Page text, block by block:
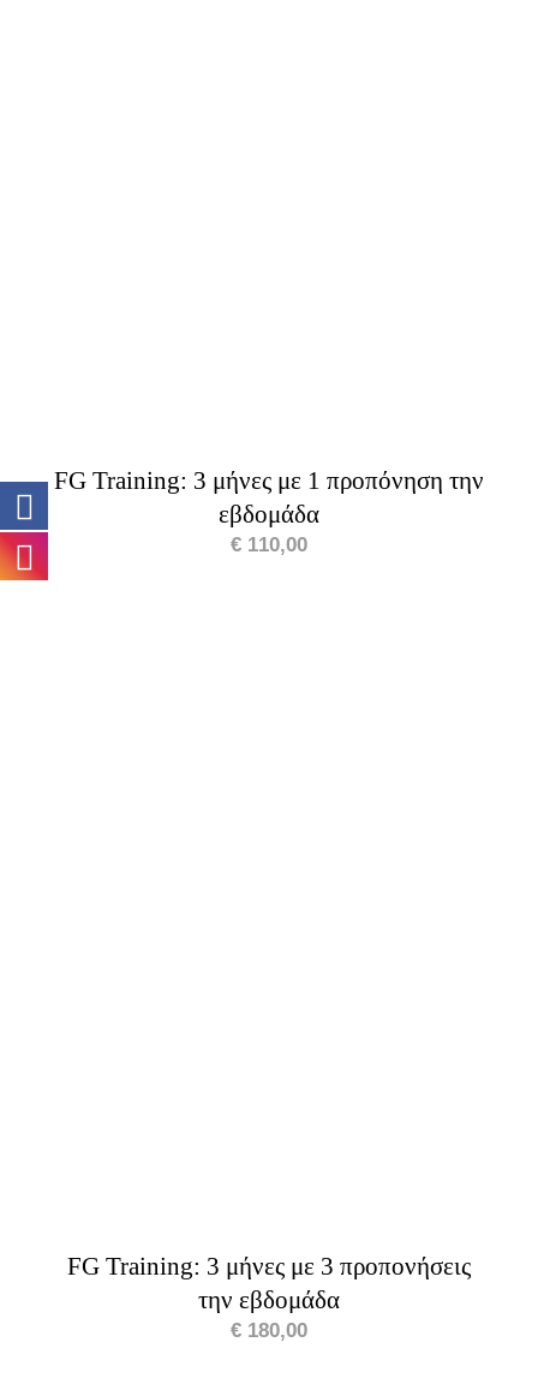
FG Training: 3 μήνες με 1 προπόνηση την
εβδομάδα
€ 110,00
FG Training: 3 μήνες με 3 προπονήσεις
την εβδομάδα
€ 180,00